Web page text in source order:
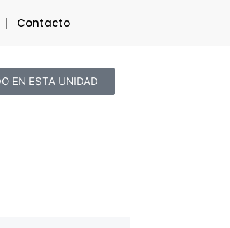
Contacto
EN ESTA UNIDAD